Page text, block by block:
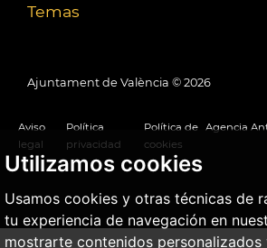
Utilizamos cookies
Usamos cookies y otras técnicas de
tu experiencia de navegación en
mostrarte contenidos personalizados
Temas
Ajuntament de València © 2026
Aviso
legal
Política
privacidad
Política de
cookies
Agencia